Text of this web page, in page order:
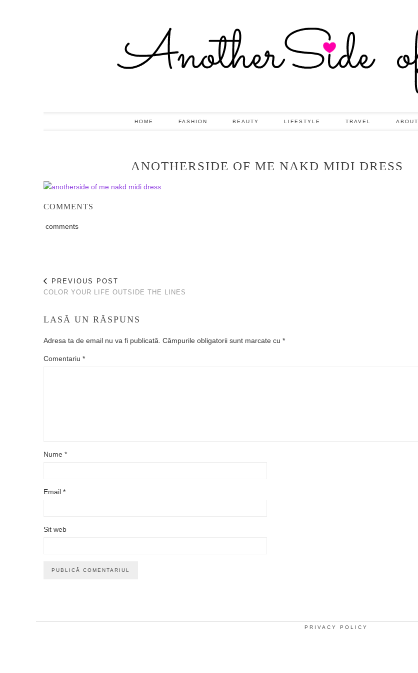
HOME FASHION BEAUTY LIFESTYLE TRAVEL ABOUT
ANOTHERSIDE OF ME NAKD MIDI DRESS
COMMENTS
comments
PREVIOUS POST
COLOR YOUR LIFE OUTSIDE THE LINES
LASĂ UN RĂSPUNS
Adresa ta de email nu va fi publicată. Câmpurile obligatorii sunt marcate cu *
Comentariu *
Nume *
Email *
Sit web
PRIVACY POLICY